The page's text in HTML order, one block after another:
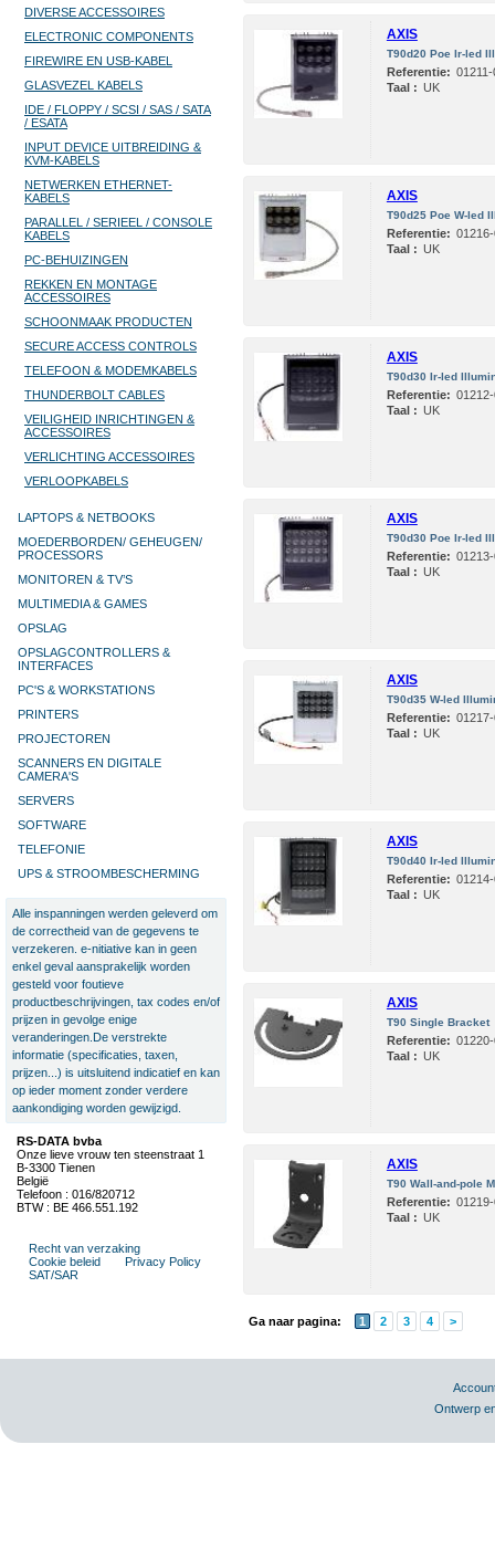
DIVERSE ACCESSOIRES
ELECTRONIC COMPONENTS
FIREWIRE EN USB-KABEL
GLASVEZEL KABELS
IDE / FLOPPY / SCSI / SAS / SATA
/ ESATA
INPUT DEVICE UITBREIDING &
KVM-KABELS
NETWERKEN ETHERNET-
KABELS
PARALLEL / SERIEEL / CONSOLE
KABELS
PC-BEHUIZINGEN
REKKEN EN MONTAGE
ACCESSOIRES
SCHOONMAAK PRODUCTEN
SECURE ACCESS CONTROLS
TELEFOON & MODEMKABELS
THUNDERBOLT CABLES
VEILIGHEID INRICHTINGEN &
ACCESSOIRES
VERLICHTING ACCESSOIRES
VERLOOPKABELS
LAPTOPS & NETBOOKS
MOEDERBORDEN/ GEHEUGEN/
PROCESSORS
MONITOREN & TV’S
MULTIMEDIA & GAMES
OPSLAG
OPSLAGCONTROLLERS &
INTERFACES
PC'S & WORKSTATIONS
PRINTERS
PROJECTOREN
SCANNERS EN DIGITALE
CAMERA'S
SERVERS
SOFTWARE
TELEFONIE
UPS & STROOMBESCHERMING
Alle inspanningen werden geleverd om
de correctheid van de gegevens te
verzekeren. e-nitiative kan in geen
enkel geval aansprakelijk worden
gesteld voor foutieve
productbeschrijvingen, tax codes en/of
prijzen in gevolge enige
veranderingen.De verstrekte
informatie (specificaties, taxen,
prijzen...) is uitsluitend indicatief en kan
op ieder moment zonder verdere
aankondiging worden gewijzigd.
RS-DATA bvba
Onze lieve vrouw ten steenstraat 1
B-3300 Tienen
België
Telefoon : 016/820712
BTW : BE 466.551.192
Recht van verzaking
Cookie beleid
Privacy Policy
SAT/SAR
AXIS
T90d20 Poe Ir-led
Referentie: 01211-
Taal : UK
AXIS
T90d25 Poe W-led
Referentie:
Taal : UK
AXIS
T90d30 Ir-led
Referentie:
Taal : UK
AXIS
T90d30 Poe Ir-led
Referentie:
Taal : UK
AXIS
T90d35 W-led
Referentie:
Taal : UK
AXIS
T90d40 Ir-led
Referentie:
Taal : UK
AXIS
T90 Single Bracket
Referentie:
Taal : UK
AXIS
T90 Wall-and-pole
Referentie:
Taal : UK
Ga naar pagina: 1 2 3 4 >
Ontwerp